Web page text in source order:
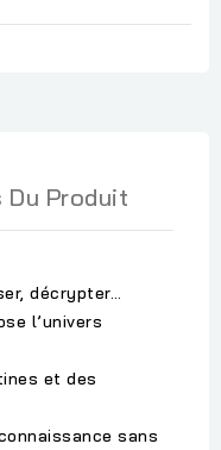
Du Produit
décrypter…
l’univers
et des
sans